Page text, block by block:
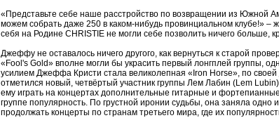
«Представьте себе наше расстройство по возвращении из Южной
можем собрать даже 250 в каком-нибудь провинциальном клубе!»
себя на Родине CHRISTIE не могли себе позволить ничего больше,
Джеффу не оставалось ничего другого, как вернуться к старой
«Fool's Gold» вполне могли бы украсить первый лонгплей группы,
усилием Джеффа Кристи стала великолепная «Iron Horse», по
отметился новый, четвёртый участник группы Лем Лабин (Lem
ему играть на концертах дополнительные гитарные и
группе популярность. По грустной иронии судьбы, она заняла
продолжать концерты по странам третьего мира, где их